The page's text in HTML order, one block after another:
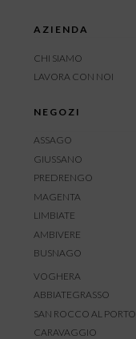
AZIENDA
CHI SIAMO
LAVORA CON NOI
NEGOZI
ASSAGO
GIUSSANO
PREDRENGO
MAGENTA
LIMBIATE
AMBIVERE
BUSNAGO
VOGHERA
ABBIATEGRASSO
SAN ROCCO AL PORTO
CARAVAGGIO